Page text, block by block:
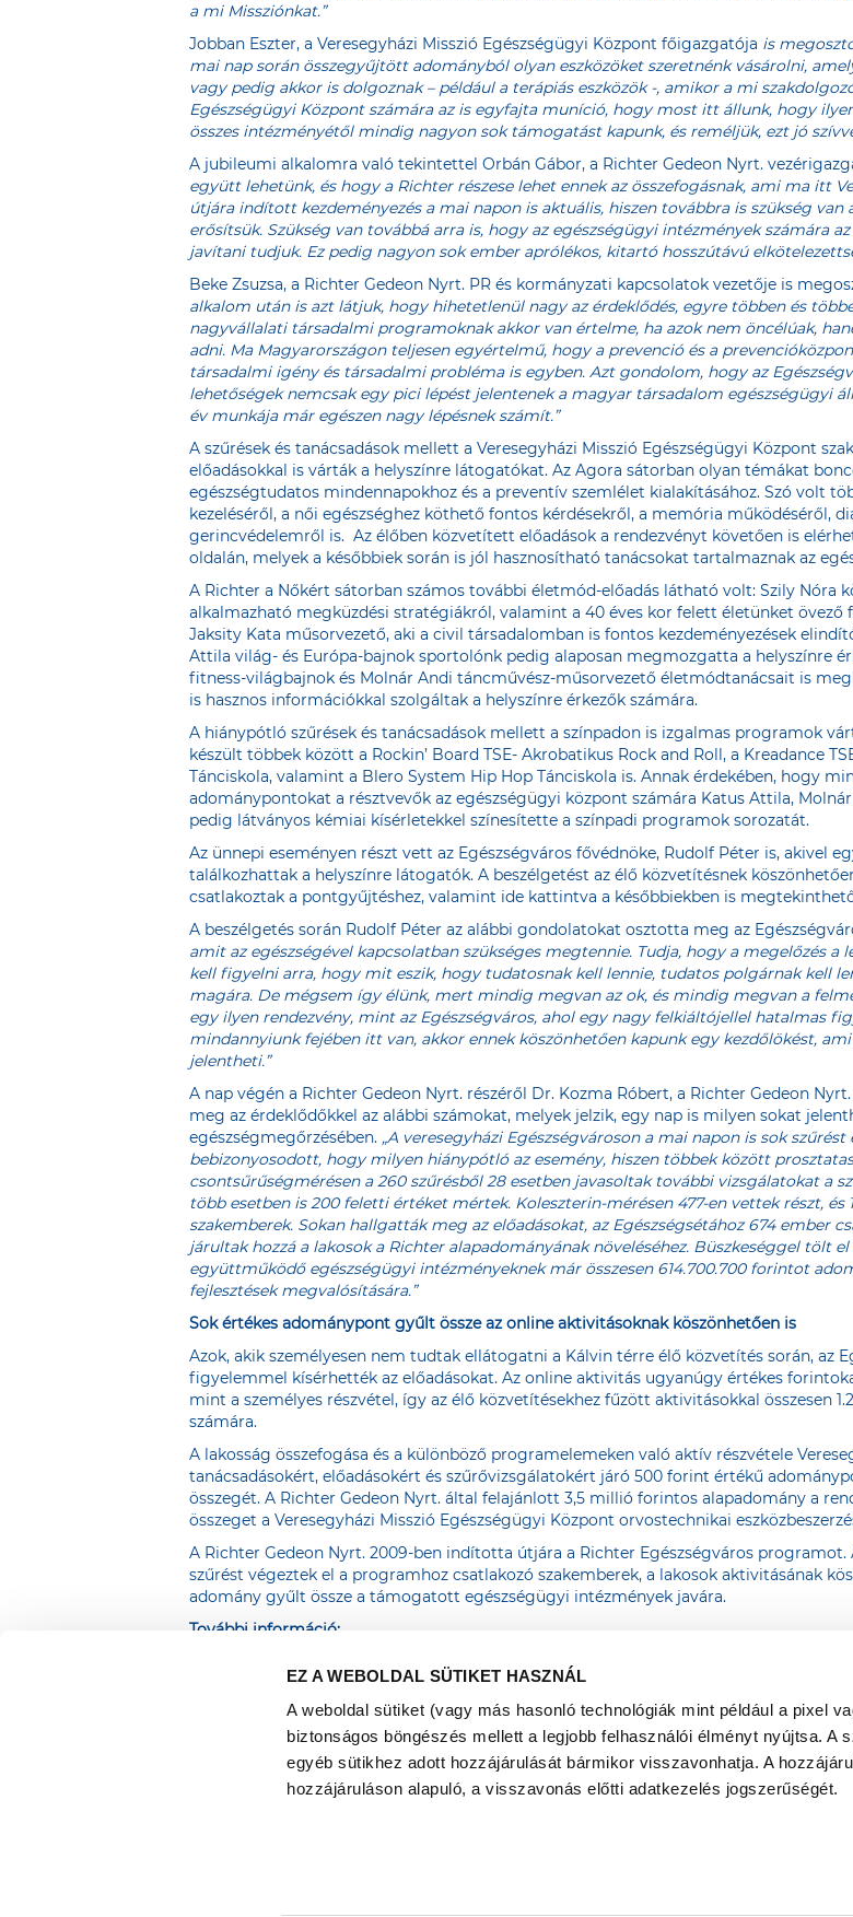
EZ A WEBOLDAL SÜTIKET HASZNÁL
A weboldal sütiket (vagy más hasonló technológiák mint például a pixel
biztonságos böngészés mellett a legjobb felhasználói élményt nyújtsa. A
egyéb sütikhez adott hozzájárulását bármikor visszavonhatja. A
hozzájáruláson alapuló, a visszavonás előtti adatkezelés jogszerűségét.
a mi Missziónkat.”
Jobban Eszter, a Veresegyházi Misszió Egészségügyi Központ főigazgatója is
mai nap során összegyűjtött adományból olyan eszközöket szeretnénk vásárolni,
vagy pedig akkor is dolgoznak – például a terápiás eszközök -, amikor a mi
Egészségügyi Központ számára az is egyfajta muníció, hogy most itt állunk, hogy
összes intézményétől mindig nagyon sok támogatást kapunk, és reméljük, ezt jó
A jubileumi alkalomra való tekintettel Orbán Gábor, a Richter Gedeon Nyrt.
együtt lehetünk, és hogy a Richter részese lehet ennek az összefogásnak, ami ma itt
útjára indított kezdeményezés a mai napon is aktuális, hiszen továbbra is szükség
erősítsük. Szükség van továbbá arra is, hogy az egészségügyi intézmények számára
javítani tudjuk. Ez pedig nagyon sok ember aprólékos, kitartó hosszútávú
Beke Zsuzsa, a Richter Gedeon Nyrt. PR és kormányzati kapcsolatok vezetője is
alkalom után is azt látjuk, hogy hihetetlenül nagy az érdeklődés, egyre többen és
nagyvállalati társadalmi programoknak akkor van értelme, ha azok nem öncélúak,
adni. Ma Magyarországon teljesen egyértelmű, hogy a prevenció és a
társadalmi igény és társadalmi probléma is egyben. Azt gondolom, hogy az
lehetőségek nemcsak egy pici lépést jelentenek a magyar társadalom egészségügyi
év munkája már egészen nagy lépésnek számít.”
A szűrések és tanácsadások mellett a Veresegyházi Misszió Egészségügyi Központ
előadásokkal is várták a helyszínre látogatókat. Az Agora sátorban olyan témákat
egészségtudatos mindennapokhoz és a preventív szemlélet kialakításához. Szó volt
kezeléséről, a női egészséghez köthető fontos kérdésekről, a memória működéséről,
gerincvédelemről is. Az élőben közvetített előadások a rendezvényt követően is
oldalán, melyek a későbbiek során is jól hasznosítható tanácsokat tartalmaznak az
A Richter a Nőkért sátorban számos további életmód-előadás látható volt: Szily Nóra
alkalmazható megküzdési stratégiákról, valamint a 40 éves kor felett életünket
Jaksity Kata műsorvezető, aki a civil társadalomban is fontos kezdeményezések
Attila világ- és Európa-bajnok sportolónk pedig alaposan megmozgatta a helyszínre
fitness-világbajnok és Molnár Andi táncművész-műsorvezető életmódtanácsait is
is hasznos információkkal szolgáltak a helyszínre érkezők számára.
A hiánypótló szűrések és tanácsadások mellett a színpadon is izgalmas programok
készült többek között a Rockin’ Board TSE- Akrobatikus Rock and Roll, a Kreadance
Tánciskola, valamint a Blero System Hip Hop Tánciskola is. Annak érdekében, hogy
adománypontokat a résztvevők az egészségügyi központ számára Katus Attila,
pedig látványos kémiai kísérletekkel színesítette a színpadi programok sorozatát.
Az ünnepi eseményen részt vett az Egészségváros fővédnöke, Rudolf Péter is, akivel
találkozhattak a helyszínre látogatók. A beszélgetést az élő közvetítésnek
csatlakoztak a pontgyűjtéshez, valamint ide kattintva a későbbiekben is
A beszélgetés során Rudolf Péter az alábbi gondolatokat osztotta meg az
amit az egészségével kapcsolatban szükséges megtennie. Tudja, hogy a megelőzés
kell figyelni arra, hogy mit eszik, hogy tudatosnak kell lennie, tudatos polgárnak kell
magára. De mégsem így élünk, mert mindig megvan az ok, és mindig megvan a
egy ilyen rendezvény, mint az Egészségváros, ahol egy nagy felkiáltójellel hatalmas
mindannyiunk fejében itt van, akkor ennek köszönhetően kapunk egy kezdőlökést,
jelentheti.”
A nap végén a Richter Gedeon Nyrt. részéről Dr. Kozma Róbert, a Richter Gedeon
meg az érdeklődőkkel az alábbi számokat, melyek jelzik, egy nap is milyen sokat
egészségmegőrzésében. „A veresegyházi Egészségvároson a mai napon is sok
bebizonyosodott, hogy milyen hiánypótló az esemény, hiszen többek között
csontsűrűségmérésen a 260 szűrésből 28 esetben javasoltak további vizsgálatokat a
több esetben is 200 feletti értéket mértek. Koleszterin-mérésen 477-en vettek részt,
szakemberek. Sokan hallgatták meg az előadásokat, az Egészségsétához 674 ember
járultak hozzá a lakosok a Richter alapadományának növeléséhez. Büszkeséggel tölt
együttműködő egészségügyi intézményeknek már összesen 614.700.700 forintot
fejlesztések megvalósítására.”
Sok értékes adománypont gyűlt össze az online aktivitásoknak köszönhetően is
Azok, akik személyesen nem tudtak ellátogatni a Kálvin térre élő közvetítés során, az
figyelemmel kísérhették az előadásokat. Az online aktivitás ugyanúgy értékes
mint a személyes részvétel, így az élő közvetítésekhez fűzött aktivitásokkal összesen
számára.
A lakosság összefogása és a különböző programelemeken való aktív részvétele
tanácsadásokért, előadásokért és szűrővizsgálatokért járó 500 forint értékű
összegét. A Richter Gedeon Nyrt. által felajánlott 3,5 millió forintos alapadomány a
összeget a Veresegyházi Misszió Egészségügyi Központ orvostechnikai
A Richter Gedeon Nyrt. 2009-ben indította útjára a Richter Egészségváros
szűrést végeztek el a programhoz csatlakozó szakemberek, a lakosok aktivitásának
adomány gyűlt össze a támogatott egészségügyi intézmények javára.
További információ:
PR és Kormányzati Kapcsolatok vezető
Richter Gedeon Nyrt.
Tel: +361-4314888
zs.beke@richter.hu
Adatkezelési Tájékoztató